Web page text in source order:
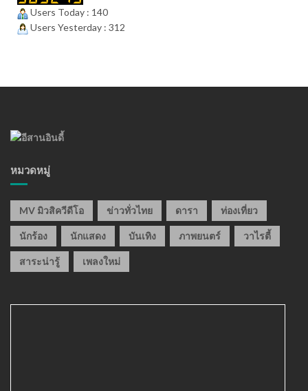
Users Today : 140
Users Yesterday : 312
หมวดหมู่
MV มิวสิควีดีโอ ข่าวทั่วไทย ดารา ท่องเที่ยว
นักร้อง นักแสดง บันเทิง ภาพยนตร์ วาไรตี้
สาระน่ารู้ เพลงใหม่